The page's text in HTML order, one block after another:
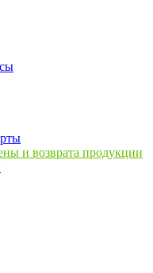
и возврата продукции